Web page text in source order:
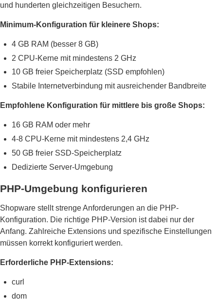
und hunderten gleichzeitigen Besuchern.
Minimum-Konfiguration für kleinere Shops:
4 GB RAM (besser 8 GB)
2 CPU-Kerne mit mindestens 2 GHz
10 GB freier Speicherplatz (SSD empfohlen)
Stabile Internetverbindung mit ausreichender Bandbreite
Empfohlene Konfiguration für mittlere bis große Shops:
16 GB RAM oder mehr
4-8 CPU-Kerne mit mindestens 2,4 GHz
50 GB freier SSD-Speicherplatz
Dedizierte Server-Umgebung
PHP-Umgebung konfigurieren
Shopware stellt strenge Anforderungen an die PHP-
Konfiguration. Die richtige PHP-Version ist dabei nur der
Anfang. Zahlreiche Extensions und spezifische Einstellungen
müssen korrekt konfiguriert werden.
Erforderliche PHP-Extensions:
curl
dom